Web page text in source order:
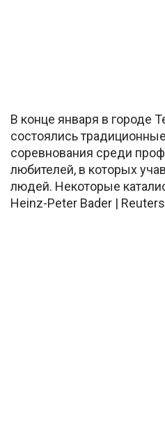
В конце января в городе
состоялись
соревнования среди
любителей, в которых
людей. Некоторые
Heinz-Peter Bader |